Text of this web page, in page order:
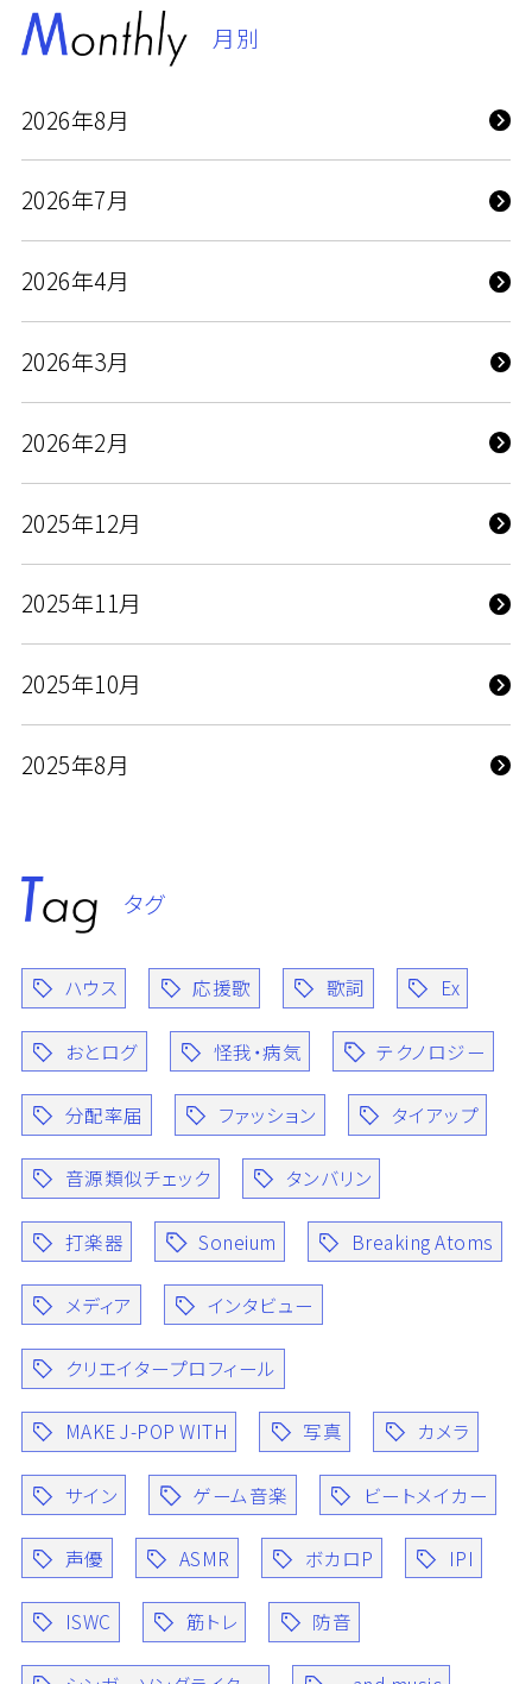
月別
2026年8月
2026年7月
2026年4月
2026年3月
2026年2月
2025年12月
2025年11月
2025年10月
2025年8月
タグ
ハウス 応援歌 歌詞 Ex
おとログ 怪我・病気 テクノロジー
分配率届 ファッション タイアップ
音源類似チェック タンバリン
打楽器 Soneium Breaking Atoms
メディア インタビュー
クリエイタープロフィール
MAKE J-POP WITH 写真 カメラ
サイン ゲーム音楽 ビートメイカー
声優 ASMR ボカロP IPI
ISWC 筋トレ 防音